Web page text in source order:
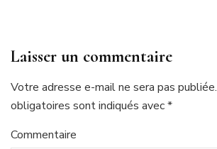
Laisser un commentaire
Votre adresse e-mail ne sera pas publiée.
obligatoires sont indiqués avec*
Commentaire